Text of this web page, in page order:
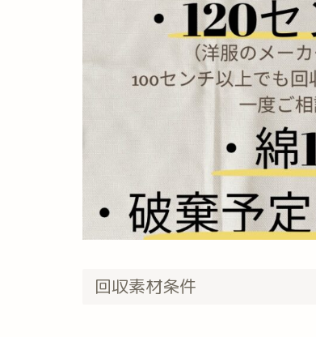
回収素材条件